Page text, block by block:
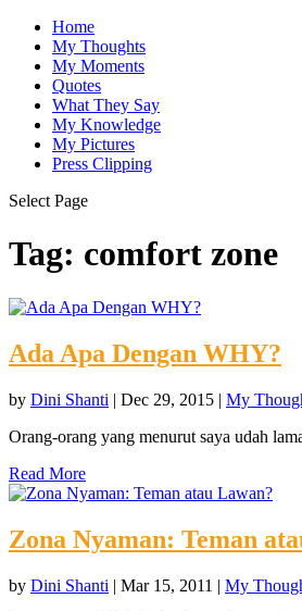
Home
My Thoughts
My Moments
Quotes
What They Say
My Knowledge
My Pictures
Press Clipping
Select Page
Tag: comfort zone
Ada Apa Dengan WHY?
by Dini Shanti | Dec 29, 2015 | My
Orang-orang yang menurut saya udah
Read More
Zona Nyaman: Teman
by Dini Shanti | Mar 15, 2011 | My